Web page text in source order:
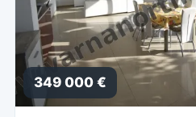
349 000 €